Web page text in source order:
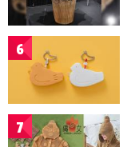
6
7